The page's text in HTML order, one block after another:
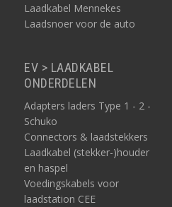
Laadkabel Mennekes
Laadsnoer voor de auto
EV > LAADKABEL
ONDERDELEN
Adapters laders Type 1 - 2 -
Schuko
Connectors & laadstekkers
Laadkabel (stekker-)houder
en haspel
Voedingskabels voor
laadstation CEE